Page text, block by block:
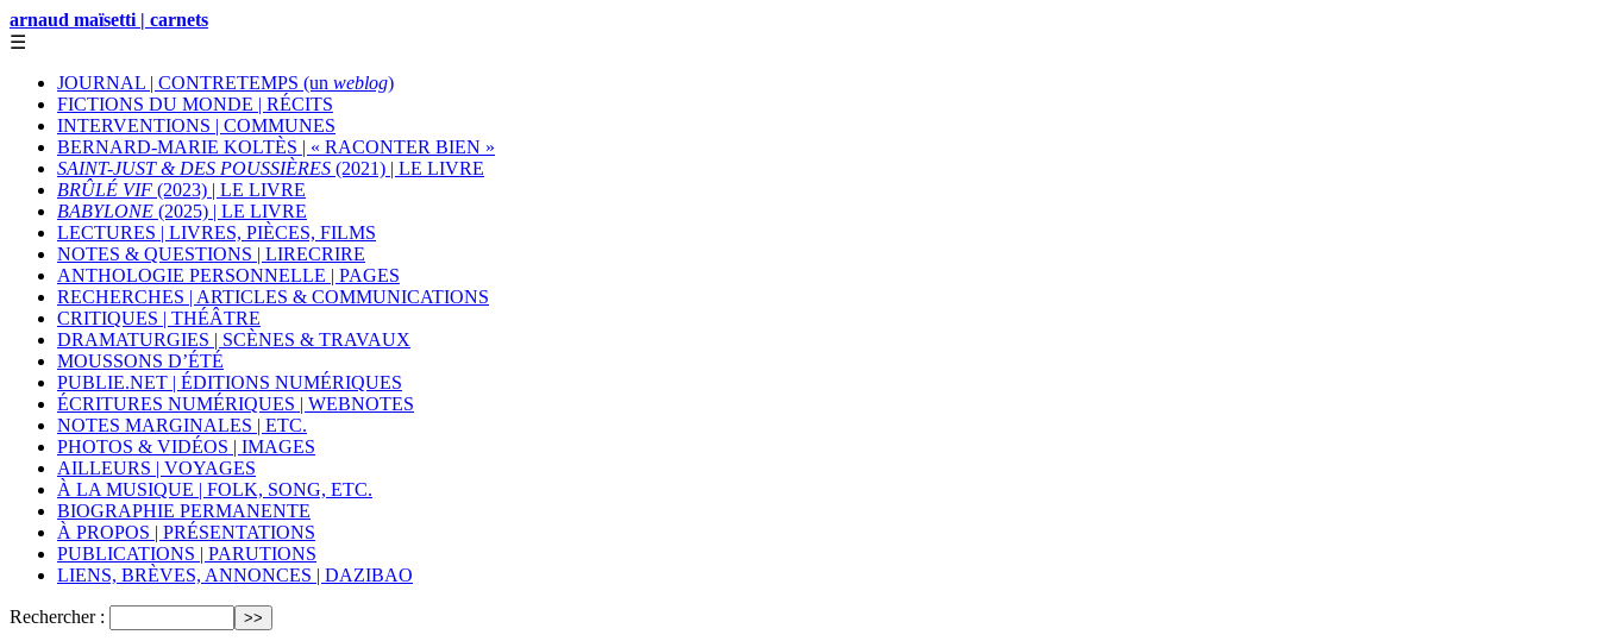
arnaud maïsetti | carnets
☰
JOURNAL | CONTRETEMPS (un weblog)
FICTIONS DU MONDE | RÉCITS
INTERVENTIONS | COMMUNES
BERNARD-MARIE KOLTÈS | « RACONTER BIEN »
SAINT-JUST & DES POUSSIÈRES (2021) | LE LIVRE
BRÛLÉ VIF (2023) | LE LIVRE
BABYLONE (2025) | LE LIVRE
LECTURES | LIVRES, PIÈCES, FILMS
NOTES & QUESTIONS | LIRECRIRE
ANTHOLOGIE PERSONNELLE | PAGES
RECHERCHES | ARTICLES & COMMUNICATIONS
CRITIQUES | THÉÂTRE
DRAMATURGIES | SCÈNES & TRAVAUX
MOUSSONS D’ÉTÉ
PUBLIE.NET | ÉDITIONS NUMÉRIQUES
ÉCRITURES NUMÉRIQUES | WEBNOTES
NOTES MARGINALES | ETC.
PHOTOS & VIDÉOS | IMAGES
AILLEURS | VOYAGES
À LA MUSIQUE | FOLK, SONG, ETC.
BIOGRAPHIE PERMANENTE
À PROPOS | PRÉSENTATIONS
PUBLICATIONS | PARUTIONS
LIENS, BRÈVES, ANNONCES | DAZIBAO
Rechercher :